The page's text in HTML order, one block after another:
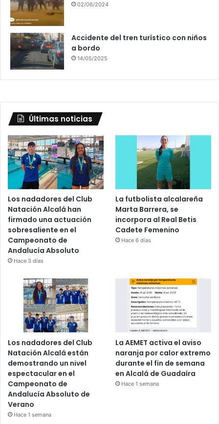
02/06/2024
Accidente del tren turístico con niños
a bordo
14/05/2025
Últimas noticias
Los nadadores del Club
Natación Alcalá han
firmado una actuación
sobresaliente en el
Campeonato de
Andalucía Absoluto
Hace 3 días
La futbolista alcalareña
Marta Barrera, se
incorpora al Real Betis
Cadete Femenino
Hace 6 días
Los nadadores del Club
Natación Alcalá están
demostrando un nivel
espectacular en el
Campeonato de
Andalucía Absoluto de
Verano
Hace 1 semana
La AEMET activa el aviso
naranja por calor extremo
durante el fin de semana
en Alcalá de Guadaíra
Hace 1 semana